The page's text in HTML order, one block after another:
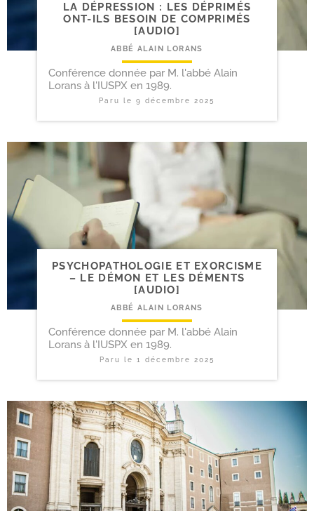
LA DÉPRESSION : LES DÉPRIMÉS
ONT-​ILS BESOIN DE COMPRIMÉS
[AUDIO]
ABBÉ ALAIN LORANS
Conférence donnée par M. l'abbé Alain
Lorans à l'IUSPX en 1989.
Paru le9 décembre 2025
PSYCHOPATHOLOGIE ET EXORCISME
– LE DÉMON ET LES DÉMENTS
[AUDIO]
ABBÉ ALAIN LORANS
Conférence donnée par M. l'abbé Alain
Lorans à l'IUSPX en 1989.
Paru le 1 décembre 2025